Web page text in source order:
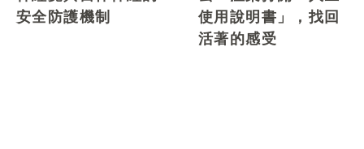
安全防護機制
使用說明書」，找回
活著的感受